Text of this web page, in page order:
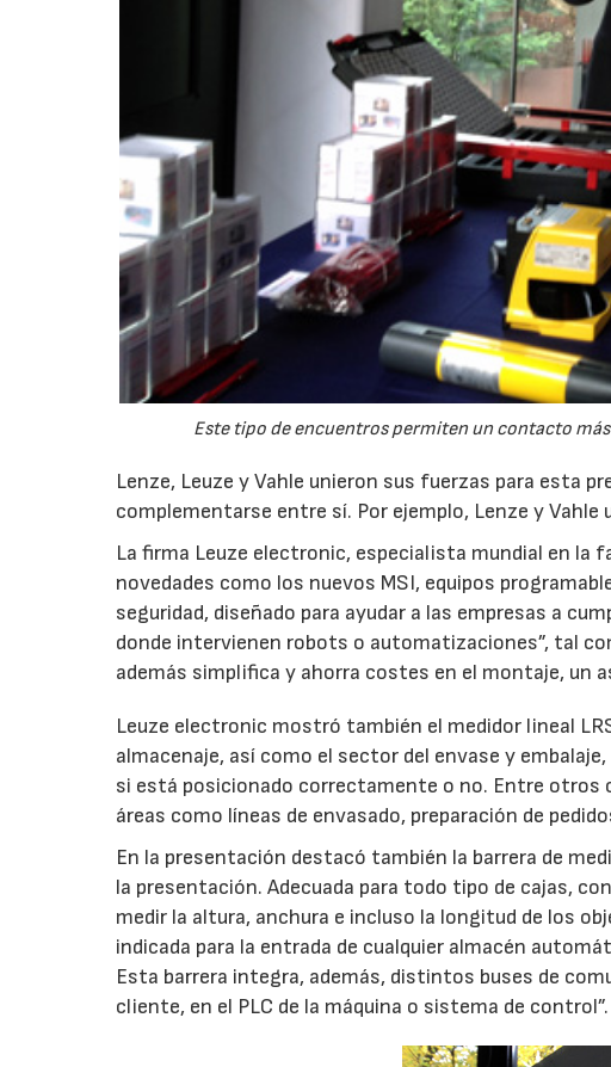
Este tipo de encuentros permiten un contacto
Lenze, Leuze y Vahle unieron sus fuerzas para esta
complementarse entre sí. Por ejemplo, Lenze y
La firma Leuze electronic, especialista mundial en
novedades como los nuevos MSI, equipos
seguridad, diseñado para ayudar a las empresas a
donde intervienen robots o automatizaciones”, tal
además simplifica y ahorra costes en el montaje, un
Leuze electronic mostró también el medidor lineal
almacenaje, así como el sector del envase y
si está posicionado correctamente o no. Entre otros
áreas como líneas de envasado, preparación de
En la presentación destacó también la barrera de
la presentación. Adecuada para todo tipo de cajas,
medir la altura, anchura e incluso la longitud de los
indicada para la entrada de cualquier almacén
Esta barrera integra, además, distintos buses de
cliente, en el PLC de la máquina o sistema de control”.